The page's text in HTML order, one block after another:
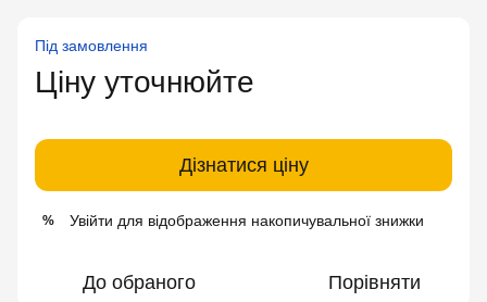
Під замовлення
Ціну уточнюйте
Дізнатися ціну
% Увійти для відображення накопичувальної знижки
До обраного Порівняти